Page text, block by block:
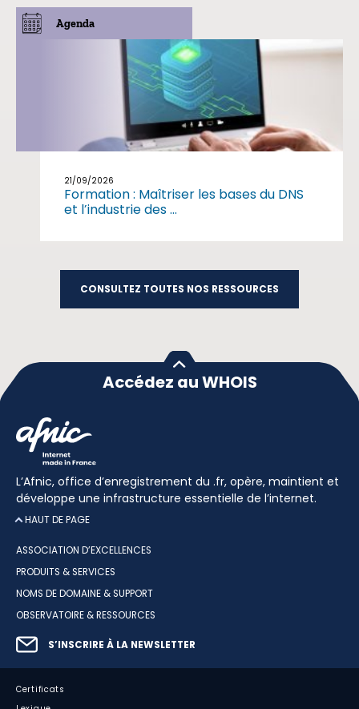
Agenda
21/09/2026
Formation : Maîtriser les bases du DNS
et l’industrie des ...
CONSULTEZ TOUTES NOS RESSOURCES
Accédez au WHOIS
L’Afnic, office d’enregistrement du .fr, opère, maintient et
développe une infrastructure essentielle de l’internet.
HAUT DE PAGE
ASSOCIATION D’EXCELLENCES
PRODUITS & SERVICES
NOMS DE DOMAINE & SUPPORT
OBSERVATOIRE & RESSOURCES
S’INSCRIRE À LA NEWSLETTER
Certificats